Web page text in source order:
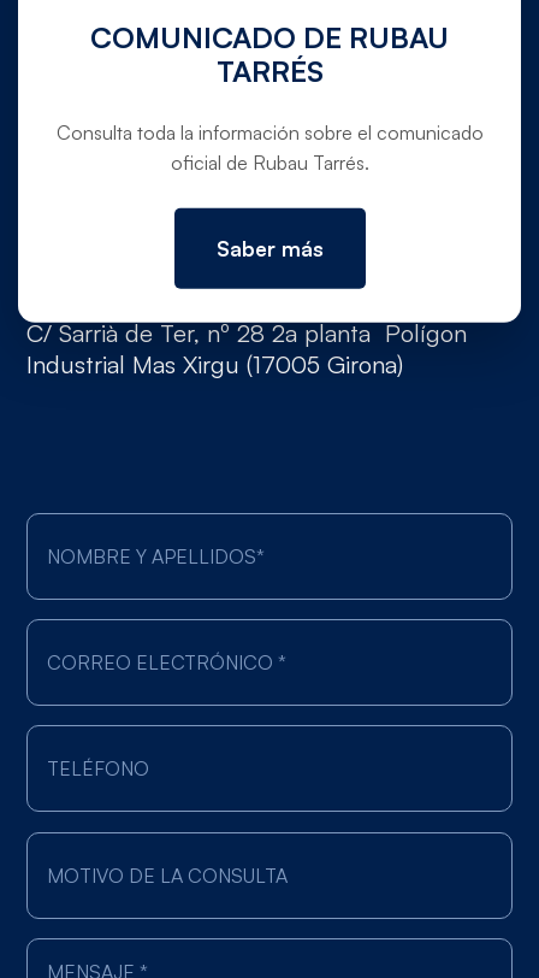
Ctra. C-31 de Torroella de Montgrí a Verges,
OFICINAS EN GIRONA
C/ Sarrià de Ter, nº 28 2a planta Polígon
Industrial Mas Xirgu (17005 Girona)
COMUNICADO DE RUBAU
TARRÉS
Consulta toda la información sobre el comunicado
oficial de Rubau Tarrés.
Saber más